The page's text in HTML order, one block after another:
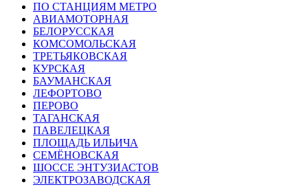
ПО СТАНЦИЯМ МЕТРО
АВИАМОТОРНАЯ
БЕЛОРУССКАЯ
КОМСОМОЛЬСКАЯ
ТРЕТЬЯКОВСКАЯ
КУРСКАЯ
БАУМАНСКАЯ
ЛЕФОРТОВО
ПЕРОВО
ТАГАНСКАЯ
ПАВЕЛЕЦКАЯ
ПЛОЩАДЬ ИЛЬИЧА
СЕМЁНОВСКАЯ
ШОССЕ ЭНТУЗИАСТОВ
ЭЛЕКТРОЗАВОДСКАЯ